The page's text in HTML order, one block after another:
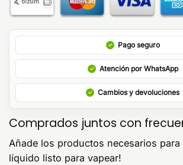
Pago seguro
Atención por WhatsApp
Cambios y devoluciones
Comprados juntos con
Añade los productos necesarios para
líquido listo para vapear!